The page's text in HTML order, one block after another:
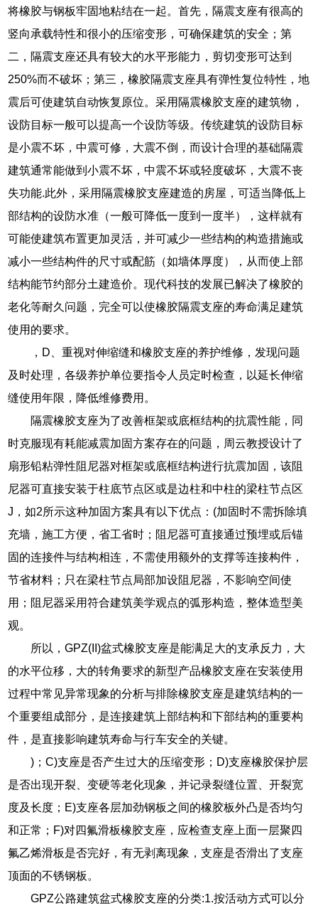
将橡胶与钢板牢固地粘结在一起。首先，隔震支座有很高的
竖向承载特性和很小的压缩变形，可确保建筑的安全；第
二，隔震支座还具有较大的水平形能力，剪切变形可达到
250%而不破坏；第三，橡胶隔震支座具有弹性复位特性，地
震后可使建筑自动恢复原位。采用隔震橡胶支座的建筑物，
设防目标一般可以提高一个设防等级。传统建筑的设防目标
是小震不坏，中震可修，大震不倒，而设计合理的基础隔震
建筑通常能做到小震不坏，中震不坏或轻度破坏，大震不丧
失功能.此外，采用隔震橡胶支座建造的房屋，可适当降低上
部结构的设防水准（一般可降低一度到一度半），这样就有
可能使建筑布置更加灵活，并可减少一些结构的构造措施或
减小一些结构件的尺寸或配筋（如墙体厚度），从而使上部
结构能节约部分土建造价。现代科技的发展已解决了橡胶的
老化等耐久问题，完全可以使橡胶隔震支座的寿命满足建筑
使用的要求。
，D、重视对伸缩缝和橡胶支座的养护维修，发现问题
及时处理，各级养护单位要指令人员定时检查，以延长伸缩
缝使用年限，降低维修费用。
隔震橡胶支座为了改善框架或底框结构的抗震性能，同
时克服现有耗能减震加固方案存在的问题，周云教授设计了
扇形铅粘弹性阻尼器对框架或底框结构进行抗震加固，该阻
尼器可直接安装于柱底节点区或是边柱和中柱的梁柱节点区
J，如2所示这种加固方案具有以下优点：(加固时不需拆除填
充墙，施工方便，省工省时；阻尼器可直接通过预埋或后锚
固的连接件与结构相连，不需使用额外的支撑等连接构件，
节省材料；只在梁柱节点局部加设阻尼器，不影响空间使
用；阻尼器采用符合建筑美学观点的弧形构造，整体造型美
观。
所以，GPZ(II)盆式橡胶支座是能满足大的支承反力，大
的水平位移，大的转角要求的新型产品橡胶支座在安装使用
过程中常见异常现象的分析与排除橡胶支座是建筑结构的一
个重要组成部分，是连接建筑上部结构和下部结构的重要构
件，是直接影响建筑寿命与行车安全的关键。
)；C)支座是否产生过大的压缩变形；D)支座橡胶保护层
是否出现开裂、变硬等老化现象，并记录裂缝位置、开裂宽
度及长度；E)支座各层加劲钢板之间的橡胶板外凸是否均匀
和正常；F)对四氟滑板橡胶支座，应检查支座上面一层聚四
氟乙烯滑板是否完好，有无剥离现象，支座是否滑出了支座
顶面的不锈钢板。
GPZ公路建筑盆式橡胶支座的分类:1.按活动方式可以分